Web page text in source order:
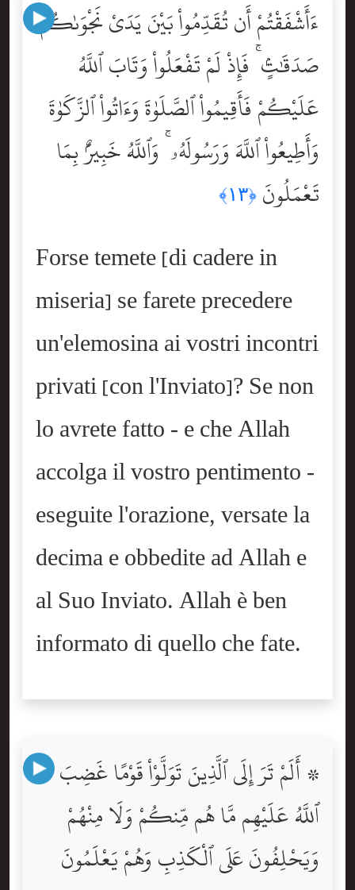
ءَأَشْفَقْتُمْ أَن تُقَدِّمُواْ بَيْنَ يَدَىْ نَجْوَىٰكُمْ
صَدَقَٰتٍۢ ۚ فَإِذْ لَمْ تَفْعَلُواْ وَتَابَ ٱللَّهُ
عَلَيْكُمْ فَأَقِيمُواْ ٱلصَّلَوٰةَ وَءَاتُواْ ٱلزَّكَوٰةَ
وَأَطِيعُواْ ٱللَّهَ وَرَسُولَهُۥ ۚ وَٱللَّهُ خَبِيرٌۢ بِمَا
تَعْمَلُونَ ﴿١٣﴾
Forse temete [di cadere in
miseria] se farete precedere
un'elemosina ai vostri incontri
privati [con l'Inviato]? Se non
lo avrete fatto - e che Allah
accolga il vostro pentimento -
eseguite l'orazione, versate la
decima e obbedite ad Allah e
al Suo Inviato. Allah è ben
informato di quello che fate.
۞ أَلَمْ تَرَ إِلَى ٱلَّذِينَ تَوَلَّوْاْ قَوْمًا غَضِبَ
ٱللَّهُ عَلَيْهِم مَّا هُم مِّنكُمْ وَلَا مِنْهُمْ
وَيَحْلِفُونَ عَلَى ٱلْكَذِبِ وَهُمْ يَعْلَمُونَ